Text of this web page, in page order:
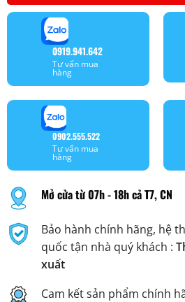
0919.941.642
Tư vấn mua
hàng
0902.555.522
Tư vấn mua
hàng
Mở cửa từ 07h - 18h cả T7, CN
Bảo hành chính hãng, hệ
quốc tận nhà quý khách :
xuất
Cam kết sản phẩm chính